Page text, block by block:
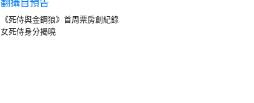
《死侍與金鋼狼》首周票房創紀錄
女死侍身分揭曉